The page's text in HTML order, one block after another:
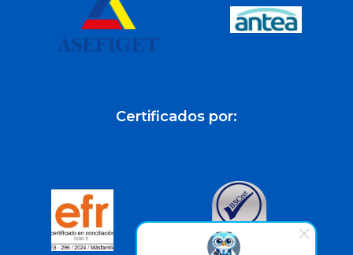
Certificados por: